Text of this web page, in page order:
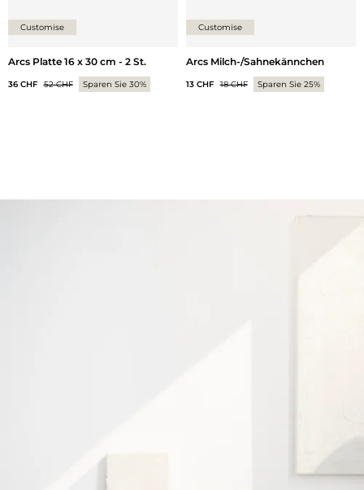
Customise
Arcs Platte 16 x 30 cm - 2 St.
36 CHF 52 CHF Sparen Sie 30%
Customise
Arcs Milch-/Sahnekännchen
13 CHF 18 CHF Sparen Sie 25%